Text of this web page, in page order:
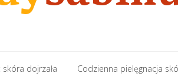
skóra dojrzała Codzienna pielęgnacja